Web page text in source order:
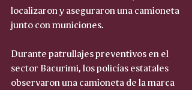
localizaron y aseguraron una camioneta
junto con municiones.
Durante patrullajes preventivos en el
sector Bacurimi, los policías estatales
observaron una camioneta de la marca